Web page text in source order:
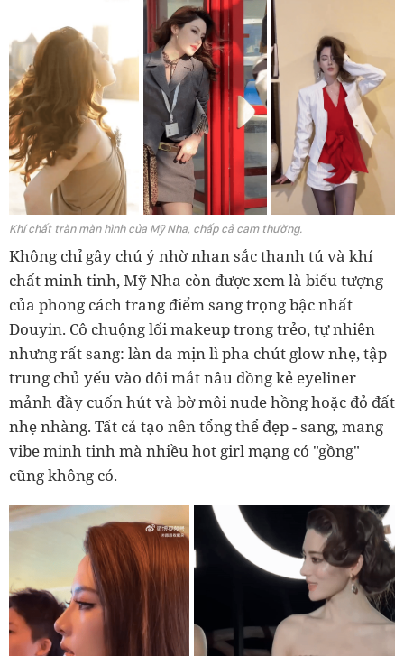
Khí chất tràn màn hình của Mỹ Nha, chấp cả cam thường.
Không chỉ gây chú ý nhờ nhan sắc thanh tú và khí
chất minh tinh, Mỹ Nha còn được xem là biểu tượng
của phong cách trang điểm sang trọng bậc nhất
Douyin. Cô chuộng lối makeup trong trẻo, tự nhiên
nhưng rất sang: làn da mịn lì pha chút glow nhẹ, tập
trung chủ yếu vào đôi mắt nâu đồng kẻ eyeliner
mảnh đầy cuốn hút và bờ môi nude hồng hoặc đỏ đất
nhẹ nhàng. Tất cả tạo nên tổng thể đẹp - sang, mang
vibe minh tinh mà nhiều hot girl mạng có "gồng"
cũng không có.